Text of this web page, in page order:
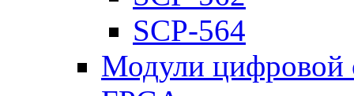
SCP-564
Модули цифровой